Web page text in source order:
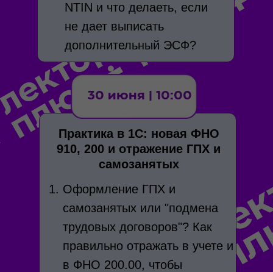
NTIN и что делаеть, если
не дает выписать
дополнительный ЭСФ?
Практика в 1С: новая ФНО
910, 200 и отражение ГПХ и
самозанятых
Оформление ГПХ и
самозанятых или "подмена
трудовых договоров"? Как
правильно отражать в учете и
в ФНО 200.00, чтобы
30 июня | 10:00